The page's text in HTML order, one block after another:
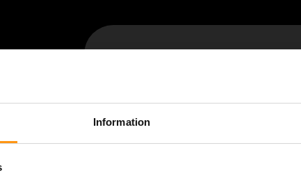
Information
Total badrumsrenovering
Professionellt utfört
dialog löpande. Kände mig
utförde och att eventuella